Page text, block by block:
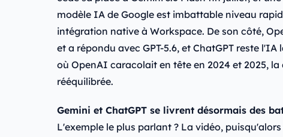
modèle IA de Google est imbattable niveau
intégration native à Workspace. De son côté,
et a répondu avec GPT-5.6, et ChatGPT reste
où OpenAI caracolait en tête en 2024 et 2025,
rééquilibrée.
Gemini et ChatGPT se livrent désormais des
L'exemple le plus parlant ? La vidéo,